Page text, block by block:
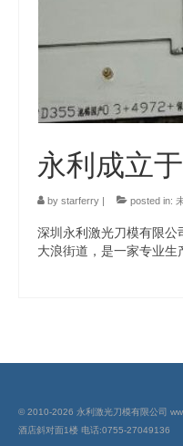
永利成立
by starferry | posted in:
深圳永利激光刀模有限
大浪街道，是一家专业生
© 2010-2026 永利激光刀模有限公司
酒店斜对面1楼 电话:0755-27049136